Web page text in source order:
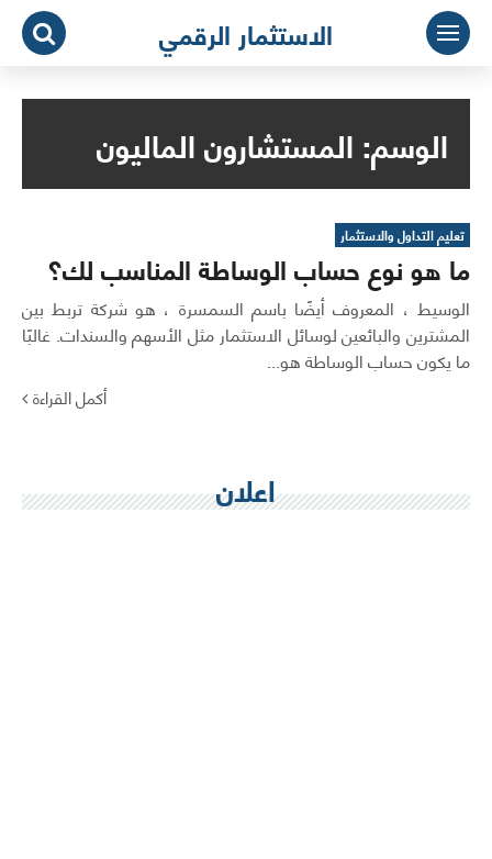
التجاوز
المحتوى
الاستثمار الرقمي
الوسم:المستشارون الماليون
تعليم التداول والاستثمار
ما هو نوع حساب الوساطة المناسب لك؟
الوسيط ، المعروف أيضًا باسم السمسرة ، هو شركة تربط بين
المشترين والبائعين لوسائل الاستثمار مثل الأسهم والسندات. غالبًا
ما يكون حساب الوساطة هو...
أكمل القراءة
اعلان